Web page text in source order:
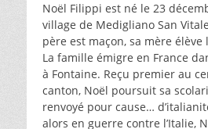
Noël Filippi est né le 23
village de Medigliano San
père est maçon, sa mère
La famille émigre en France
à Fontaine. Reçu premier au
canton, Noël poursuit sa
renvoyé pour cause…
alors en guerre contre l’Italie,